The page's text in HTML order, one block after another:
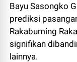
Bayu Sasongko
prediksi
Rakabuming
signifikan
lainnya.